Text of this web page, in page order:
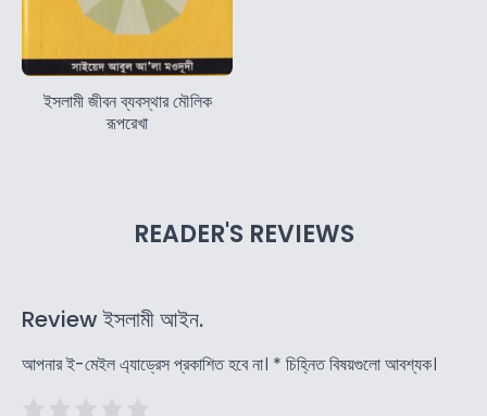
ইসলামী জীবন ব্যবস্থার মৌলিক
রূপরেখা
READER'S REVIEWS
Review ইসলামী আইন.
আপনার ই-মেইল এ্যাড্রেস প্রকাশিত হবে না। * চিহ্নিত বিষয়গুলো আবশ্যক।